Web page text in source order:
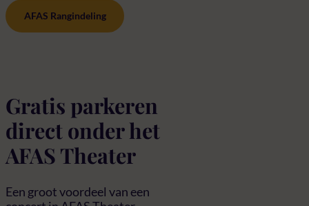
AFAS Rangindeling
Gratis parkeren
direct onder het
AFAS Theater
Een groot voordeel van een